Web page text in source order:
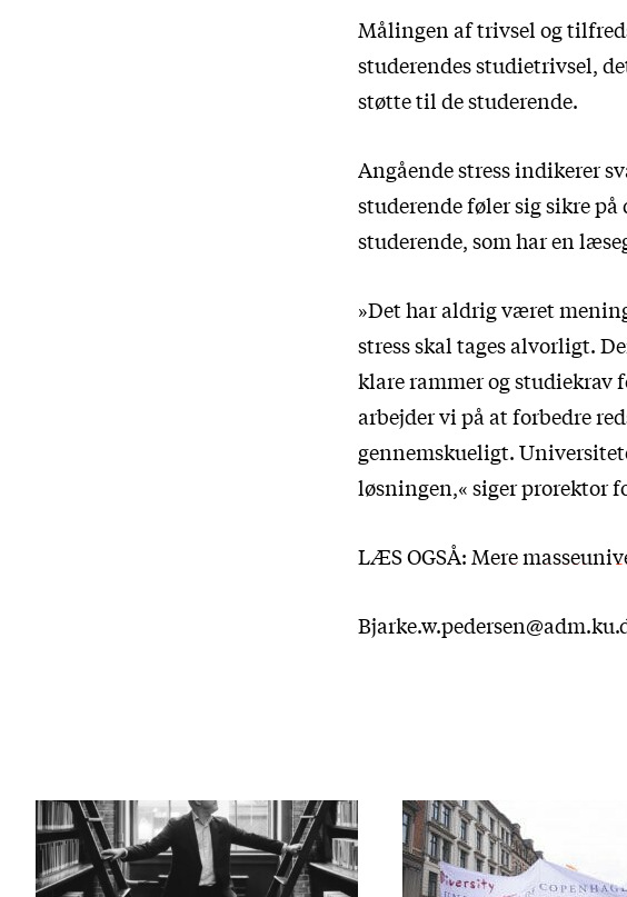
Målingen af trivsel og
studerendes studietrivsel,
støtte til de studerende.
Angående stress indikerer
studerende føler sig sikre
studerende, som har en
»Det har aldrig været
stress skal tages alvorligt.
klare rammer og studiekrav
arbejder vi på at forbedre
gennemskueligt.
løsningen,« siger prorektor
LÆS OGSÅ: Mere